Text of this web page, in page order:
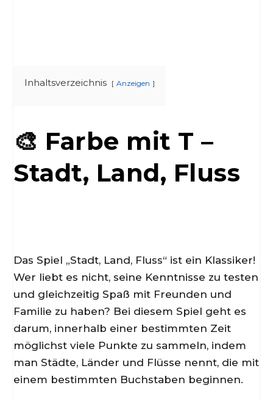
Inhaltsverzeichnis Anzeigen
🎨 Farbe mit T –
Stadt, Land, Fluss
Das Spiel „Stadt, Land, Fluss“ ist ein Klassiker!
Wer liebt es nicht, seine Kenntnisse zu testen
und gleichzeitig Spaß mit Freunden und
Familie zu haben? Bei diesem Spiel geht es
darum, innerhalb einer bestimmten Zeit
möglichst viele Punkte zu sammeln, indem
man Städte, Länder und Flüsse nennt, die mit
einem bestimmten Buchstaben beginnen.